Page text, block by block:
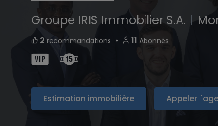
Groupe IRIS Immobilier S.A. |
2 recommandations ・ 11 Abonnés
Estimation immobilière Appeler